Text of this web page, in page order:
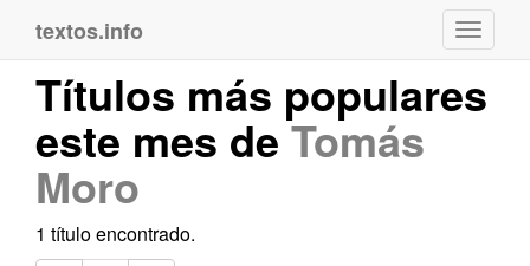
textos.info
Títulos más populares
este mes deTomás
Moro
1 título encontrado.